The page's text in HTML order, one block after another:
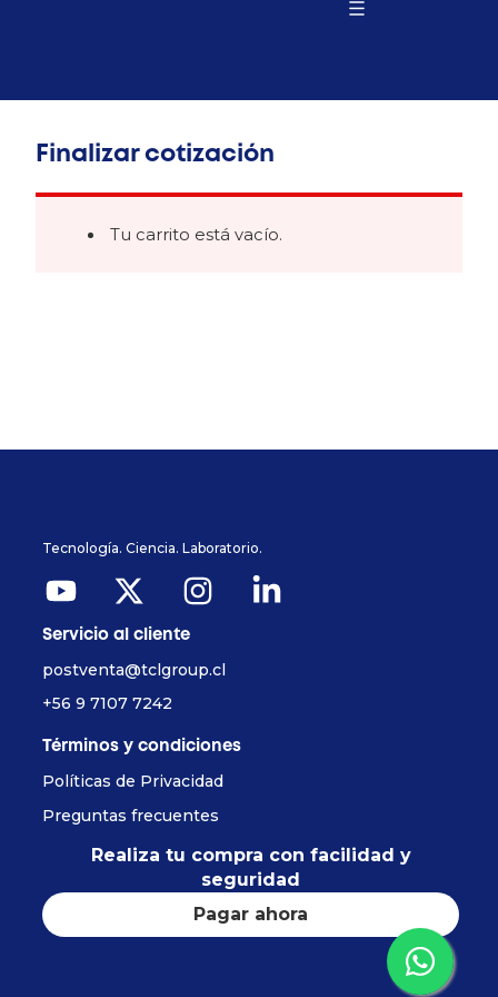
Finalizar cotización
Tu carrito está vacío.
Tecnología. Ciencia. Laboratorio.
Servicio al cliente
postventa@tclgroup.cl
+56 9 7107 7242
Términos y condiciones
Políticas de Privacidad
Preguntas frecuentes
Realiza tu compra con facilidad y
seguridad
Pagar ahora